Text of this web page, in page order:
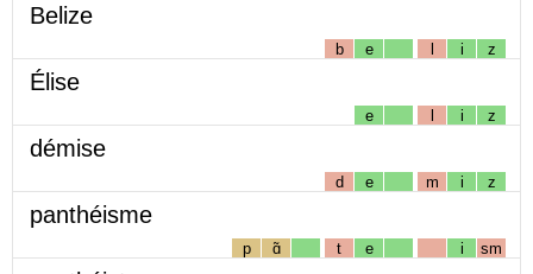
Belize
b e l i z
Élise
e l i z
démise
d e m i z
panthéisme
p ɑ̃ t e i sm